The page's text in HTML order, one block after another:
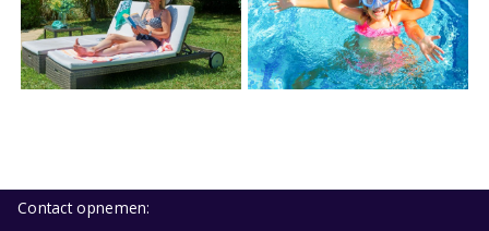
Contact opnemen: